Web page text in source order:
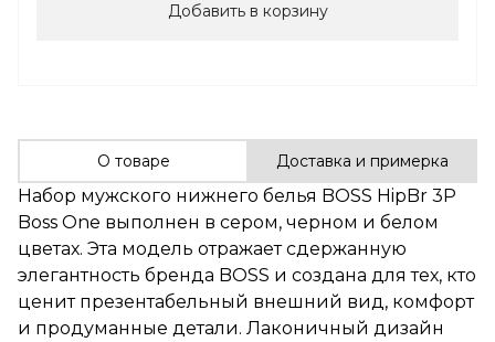
Добавить в корзину
О товаре Доставка и примерка
Набор мужского нижнего белья BOSS HipBr 3P
Boss One выполнен в сером, черном и белом
цветах. Эта модель отражает сдержанную
элегантность бренда BOSS и создана для тех, кто
ценит презентабельный внешний вид, комфорт
и продуманные детали. Лаконичный дизайн